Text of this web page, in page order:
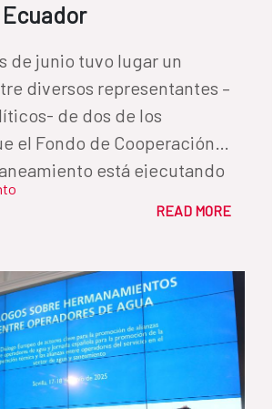
Ecuador
de junio tuvo lugar un
diversos representantes –
de dos de los
el Fondo de Cooperación
está ejecutando
iniciativa, surgida a petición
por uno de los programas –el
se está realizando en el
con el objetivo de
iniciativa más reciente: el
para el fomento
READ MORE